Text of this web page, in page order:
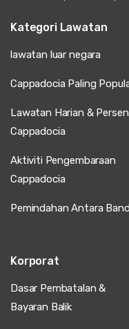
Kategori Lawatan
lawatan luar negara
Cappadocia Paling
Lawatan Harian &
Cappadocia
Aktiviti Pengembaraan
Cappadocia
Pemindahan Antara
Korporat
Dasar Pembatalan &
Bayaran Balik